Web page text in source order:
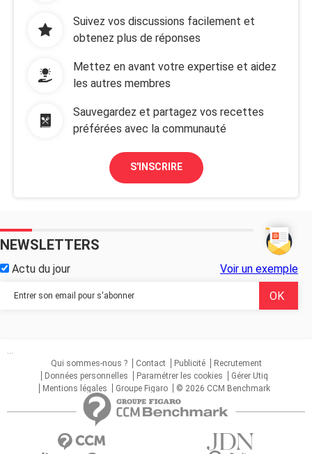
Suivez vos discussions facilement et
obtenez plus de réponses
Mettez en avant votre expertise et aidez
les autres membres
Sauvegardez et partagez vos recettes
préférées avec la communauté
S'INSCRIRE
NEWSLETTERS
Actu du jour Voir un exemple
...
Qui sommes-nous ?
Contact Publicité
Recrutement
Données personnelles
Paramétrer les cookies
Gérer Utiq
Mentions légales
Groupe Figaro © 2026 CCM Benchmark